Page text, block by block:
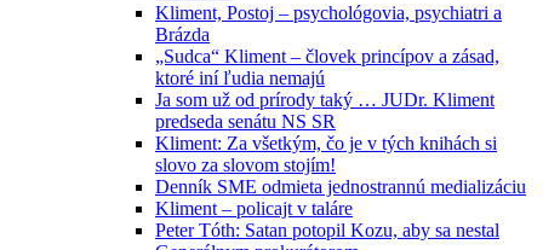
Kliment, Postoj – psychológovia, psychiatri a
Brázda
„Sudca“ Kliment – človek princípov a zásad,
ktoré iní ľudia nemajú
Ja som už od prírody taký … JUDr. Kliment
predseda senátu NS SR
Kliment: Za všetkým, čo je v tých knihách si
slovo za slovom stojím!
Denník SME odmieta jednostrannú medializáciu
Kliment – policajt v taláre
Peter Tóth: Satan potopil Kozu, aby sa nestal